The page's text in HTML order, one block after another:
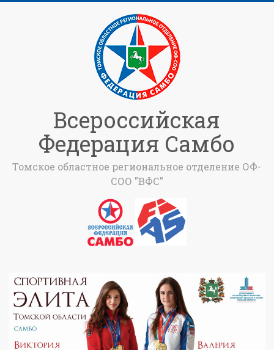
Всероссийская
Федерация Самбо
Томское областное региональное отделение ОФ-
СОО "ВФС"